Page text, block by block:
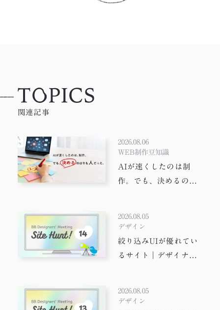
関連記事
2026.08.06
WEB制作豆知識
AIが速くしたのは制
作。でも、決めるのは
2026.08.05
デザイン
絞り込みUIが優れてい
るサイト｜デザイナー
2026.08.05
デザイン